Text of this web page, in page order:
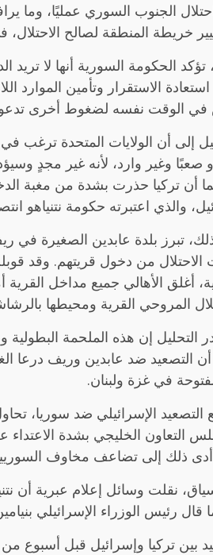
الجنوب السوري عمليًا، وما
خريطة المنطقة لصالح
تؤكد الحكومة السورية أنها لا
استعادة الاستقرار وتأمين
في الوقت نفسه لضغوط أخرى
إلى أن الولايات المتحدة
صعبًا وغير وارد، لأنه غير مجدٍ
أن تركيا حذرت بشدة من مغبة
والذي اعتبرته حكومة نتنياهو
تبرز بلدة عابدين الصغيرة في
الاحتلال من دخول قريتهم. وقد
أغلق الأهالي جميع مداخل القرية
المروحي القرية ومحيطها
التحليل إن هذه الملحمة
أن التصعيد ضد عابدين وريف درعا
في غزة ولبنان.
التصعيد الإسرائيلي ضد سوريا،
التعاون الخليجي بشدة
ذلك إلى تضاعف مخاوف
نقلت وسائل إعلام عبرية أن
قال رئيس الوزراء الإسرائيلي
بين تركيا وإسرائيل قبل أسبوع